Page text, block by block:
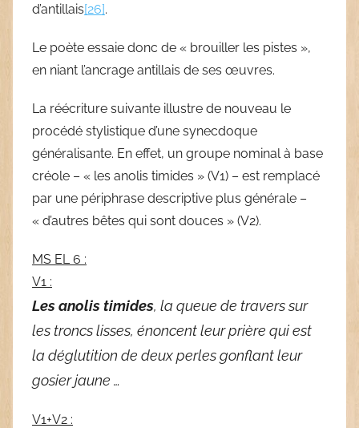
d’antillais[26].
Le poète essaie donc de « brouiller les pistes »,
en niant l’ancrage antillais de ses œuvres.
La réécriture suivante illustre de nouveau le
procédé stylistique d’une synecdoque
généralisante. En effet, un groupe nominal à base
créole – « les anolis timides » (V1) – est remplacé
par une périphrase descriptive plus générale –
« d’autres bêtes qui sont douces » (V2).
MS EL 6 :
V1 :
Lesanolis timides, la queue de travers sur
les troncs lisses, énoncent leur prière qui est
la déglutition de deux perles gonflant leur
gosier jaune …
V1+V2 :